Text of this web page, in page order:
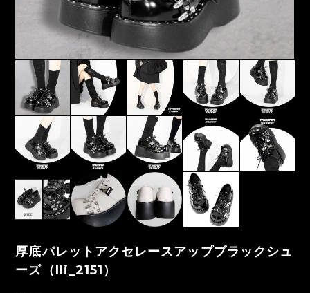
厚底バレットアクセレースアップブラックシュ
ーズ（lli_2151）